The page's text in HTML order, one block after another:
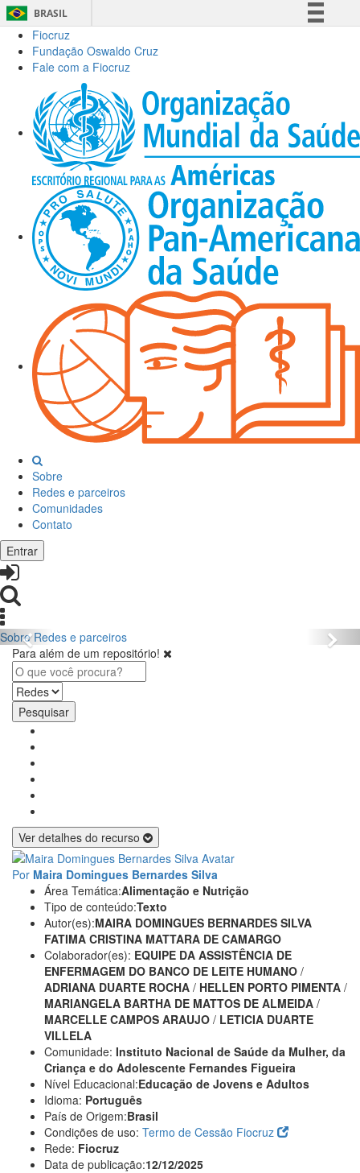
BRASIL
Acesso à informação
Legislação
Canais
Fiocruz
Fundação Oswaldo Cruz
Fale com a Fiocruz
Sobre
Redes e parceiros
Comunidades
Contato
Entrar
Sobre Redes e parceiros
Para além de um repositório!
Pesquisar
Ver detalhes do recurso
Por Maira Domingues Bernardes Silva
Área Temática:Alimentação e Nutrição
Tipo de conteúdo:Texto
Autor(es):MAIRA DOMINGUES BERNARDES SILVA
FATIMA CRISTINA MATTARA DE CAMARGO
Colaborador(es): EQUIPE DA ASSISTÊNCIA DE
ENFERMAGEM DO BANCO DE LEITE HUMANO /
ADRIANA DUARTE ROCHA / HELLEN PORTO PIMENTA /
MARIANGELA BARTHA DE MATTOS DE ALMEIDA /
MARCELLE CAMPOS ARAUJO / LETICIA DUARTE
VILLELA
Comunidade: Instituto Nacional de Saúde da Mulher, da
Criança e do Adolescente Fernandes Figueira
Nível Educacional:Educação de Jovens e Adultos
Idioma: Português
País de Origem:Brasil
Condições de uso: Termo de Cessão Fiocruz
Rede: Fiocruz
Data de publicação:12/12/2025